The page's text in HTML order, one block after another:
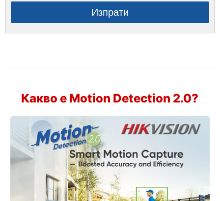
Изпрати
Какво е Motion Detection 2.0?